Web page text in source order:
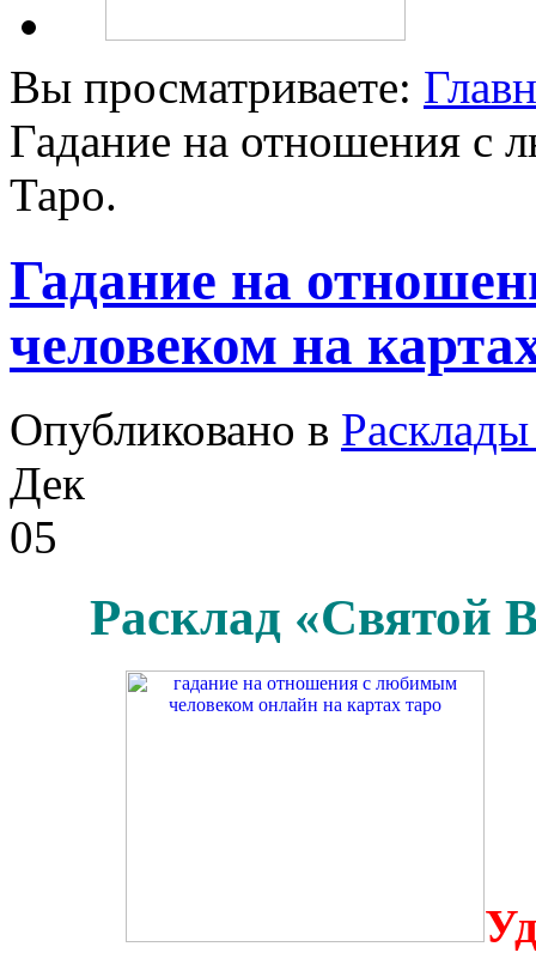
Вы просматриваете:
Гадание на отношения с
Таро.
Гадание на
человеком на
Опубликовано в
Дек
05
Расклад «Святой